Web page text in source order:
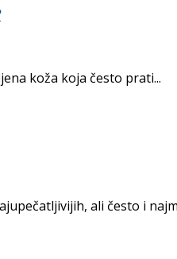
koža koja često prati...
ali često i